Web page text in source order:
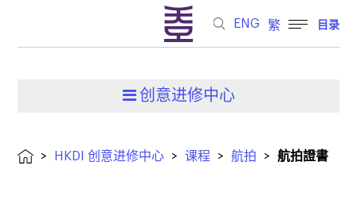
ENG 繁 目录
创意进修中心
> HKDI 创意进修中心 > 课程 > 航拍 > 航拍證書